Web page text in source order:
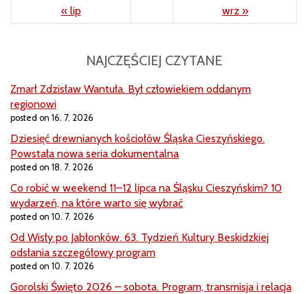
« lip
wrz »
NAJCZĘŚCIEJ CZYTANE
Zmarł Zdzisław Wantuła. Był człowiekiem oddanym
regionowi
posted on 16. 7. 2026
Dziesięć drewnianych kościołów Śląska Cieszyńskiego.
Powstała nowa seria dokumentalna
posted on 18. 7. 2026
Co robić w weekend 11–12 lipca na Śląsku Cieszyńskim? 10
wydarzeń, na które warto się wybrać
posted on 10. 7. 2026
Od Wisły po Jabłonków. 63. Tydzień Kultury Beskidzkiej
odsłania szczegółowy program
posted on 10. 7. 2026
Gorolski Święto 2026 – sobota. Program, transmisja i relacja